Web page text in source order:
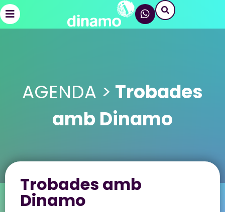
AGENDA > Trobades
amb Dinamo
Trobades amb
Dinamo